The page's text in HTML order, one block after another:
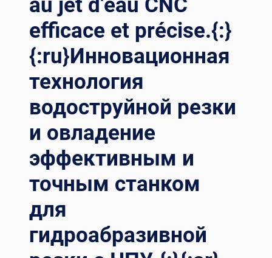
ПО
СТАНКАМ
РЕЗКИ
ЧПУ{:}
تعظيم
والكفاءة:
الدليل
النهائي
لآلات
{:IT}MASSIMIZZARE
PRECISIONE
au jet d’eau CNC
efficace et précise.{:}
{:ru}Инновационная
технология
водоструйной резки
и овладение
эффективным и
точным станком
для
гидроабразивной